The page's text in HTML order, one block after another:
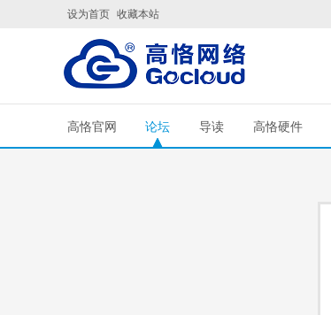
设为首页 收藏本站
高恪官网 论坛 导读 高恪硬件